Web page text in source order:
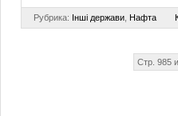
Рубрика: Інші держави Нафта
Стр. 985